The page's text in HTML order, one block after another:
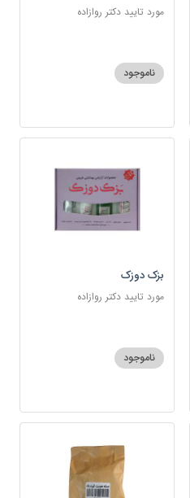
مورد تایید دکتر روازاده
ناموجود
بزک دوزک
مورد تایید دکتر روازاده
ناموجود